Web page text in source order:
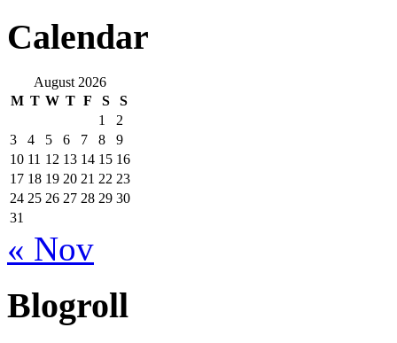
Calendar
August 2026
M T W T F S
S
1
2
3
4 5 6 7 8
9
10 11 12 13 14 15 16
17 18 19 20 21 22 23
24 25 26 27 28 29 30
31
« Nov
Blogroll